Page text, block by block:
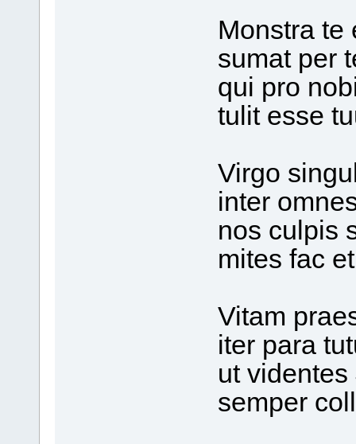
Monstra te
sumat per
qui pro
tulit esse
Virgo
inter
nos culpis
mites fac
Vitam
iter para
ut videntes
semper